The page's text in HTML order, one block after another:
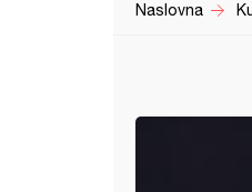
Naslovna